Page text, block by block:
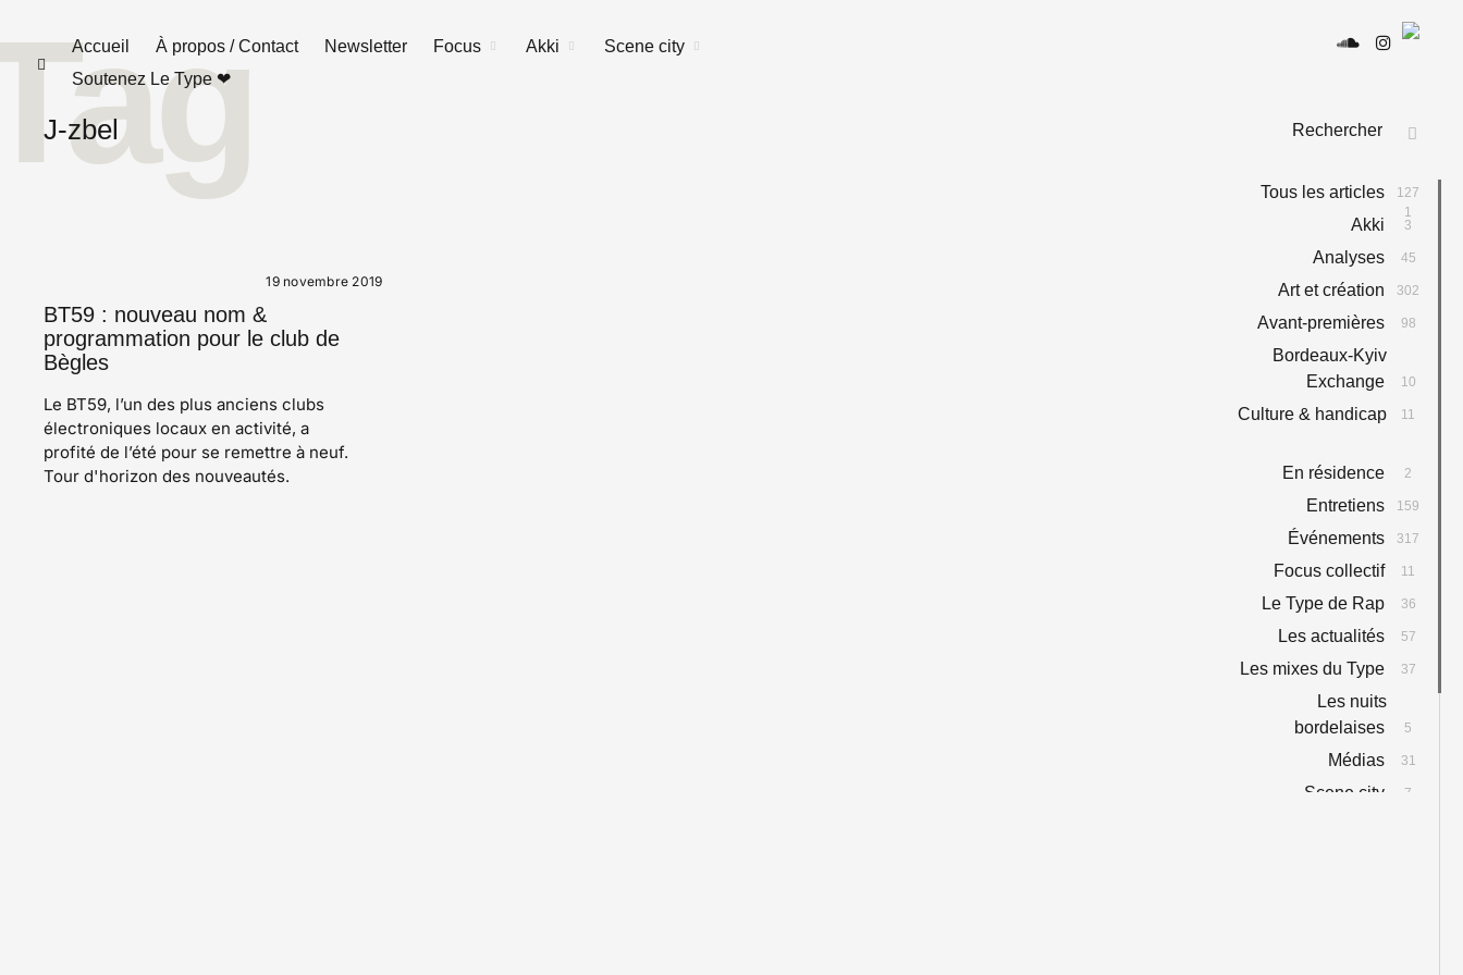
Skip
to
content
Le
toggle
open/close
sidebar
Accueil À propos / Contact Newsletter Focus
toggle
Akki
toggle
Scene city
toggle
Soutenez Le Type ❤︎
J-zbel
19 novembre 2019
BT59 : nouveau nom &
programmation pour le club de
Bègles
Le BT59, l’un des plus anciens clubs
électroniques locaux en activité, a
profité de l’été pour se remettre à neuf.
Tour d'horizon des nouveautés.
Tous les articles
127
1
Akki 3
Analyses 45
Art et création 302
Avant-premières 98
Bordeaux-Kyiv
Exchange
10
Culture & handicap 11
En résidence 2
Entretiens 159
Événements 317
Focus collectif 11
Le Type de Rap 36
Les actualités 57
Les mixes du Type 37
Les nuits
bordelaises
5
Médias 31
Scene city 7